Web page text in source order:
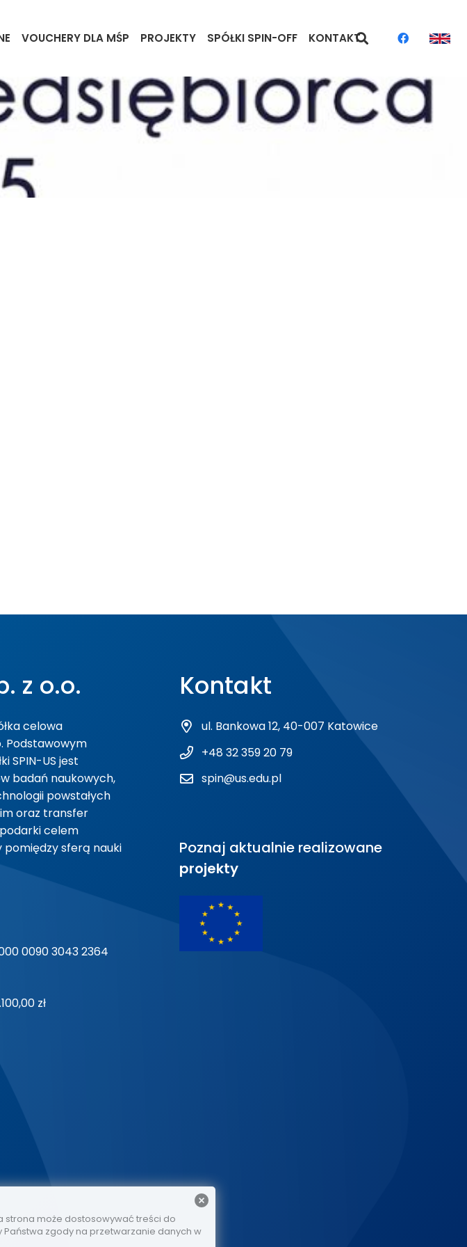
VOUCHERY DLA MŚP PROJEKTY SPÓŁKI SPIN-OFF KONTAKT
z o.o.
celowa
Podstawowym
SPIN-US jest
badań naukowych,
powstałych
oraz transfer
celem
pomiędzy sferą nauki
0090 3043 2364
zł
Kontakt
ul. Bankowa 12, 40-007 Katowice
+48 32 359 20 79
spin@us.edu.pl
Poznaj aktualnie realizowane
projekty
strona może dostosowywać treści do
zgody na przetwarzanie danych w